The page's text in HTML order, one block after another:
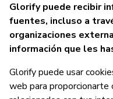
Glorify puede recibir
fuentes, incluso a
organizaciones
información que les
Glorify puede usar
web para proporcionarte